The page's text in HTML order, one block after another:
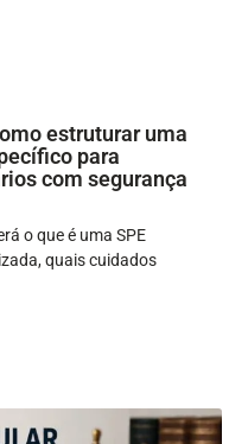
estruturar uma
para
com segurança
o que é uma SPE
quais cuidados